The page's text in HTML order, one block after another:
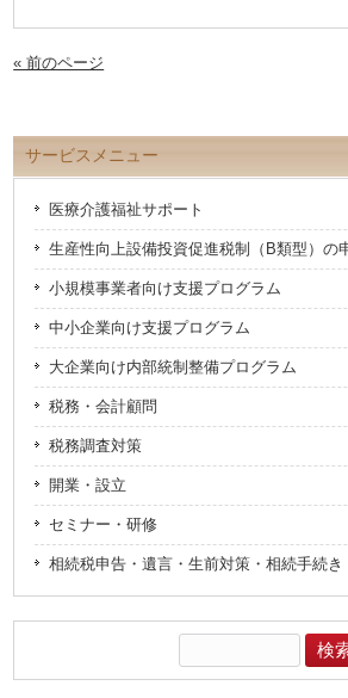
ウ
ン
ド
ま
す)
て
ィ
ン
ウ
で
開
き
ま
す)
« 前のページ
サービスメニュー
医療介護福祉サポート
生産性向上設備投資促進税制（B類型）の
小規模事業者向け支援プログラム
中小企業向け支援プログラム
大企業向け内部統制整備プログラム
税務・会計顧問
税務調査対策
開業・設立
セミナー・研修
相続税申告・遺言・生前対策・相続手続き
索: